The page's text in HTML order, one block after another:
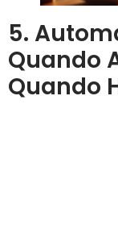
5.
Quando
Quando